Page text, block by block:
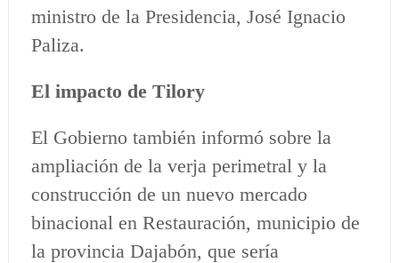
ministro de la Presidencia, José Ignacio
Paliza.
El impacto de Tilory
El Gobierno también informó sobre la
ampliación de la verja perimetral y la
construcción de un nuevo mercado
binacional en Restauración, municipio de
la provincia Dajabón, que sería